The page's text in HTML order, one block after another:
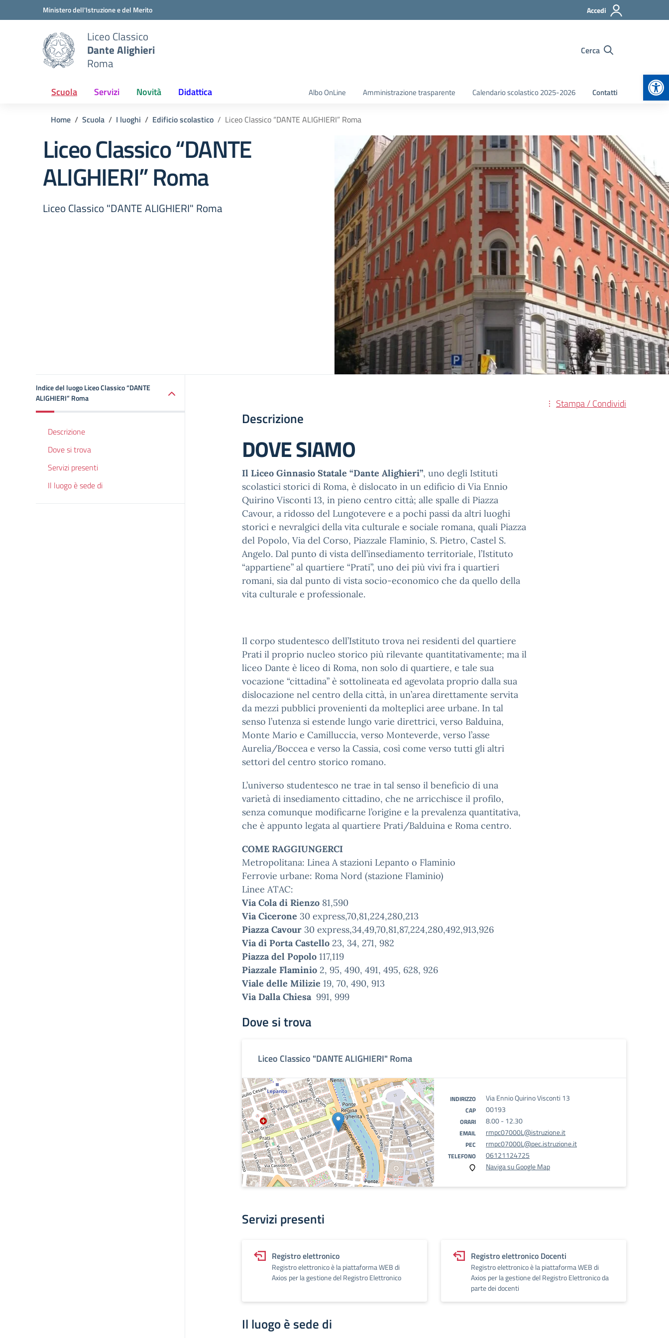
Vai ai contenuti
Vai al menu di navigazioneMinistero dell'Istruzione e del Merito Accedi
Liceo Classico
Dante Alighieri
Roma
Cerca
Scuola Servizi Novità Didattica Albo OnLine Amministrazione trasparente Calendario scolastico 2025-2026 Contatti
Home Scuola I luoghi Edificio scolastico Liceo Classico “DANTE ALIGHIERI” Roma
Liceo Classico “DANTE
ALIGHIERI” Roma
Liceo Classico "DANTE ALIGHIERI" Roma
Indice del luogo Liceo Classico “DANTE
ALIGHIERI” Roma
Descrizione
Dove si trova
Servizi presenti
Il luogo è sede di
Stampa / Condividi
Descrizione
DOVE SIAMO
Il Liceo Ginnasio Statale “Dante Alighieri”, uno degli Istituti
scolastici storici di Roma, è dislocato in un edificio di Via Ennio
Quirino Visconti 13, in pieno centro città; alle spalle di Piazza
Cavour, a ridosso del Lungotevere e a pochi passi da altri luoghi
storici e nevralgici della vita culturale e sociale romana, quali Piazza
del Popolo, Via del Corso, Piazzale Flaminio, S. Pietro, Castel S.
Angelo. Dal punto di vista dell’insediamento territoriale, l’Istituto
“appartiene” al quartiere “Prati”, uno dei più vivi fra i quartieri
romani, sia dal punto di vista socio-economico che da quello della
vita culturale e professionale.
Il corpo studentesco dell’Istituto trova nei residenti del quartiere
Prati il proprio nucleo storico più rilevante quantitativamente; ma il
liceo Dante è liceo di Roma, non solo di quartiere, e tale sua
vocazione “cittadina” è sottolineata ed agevolata proprio dalla sua
dislocazione nel centro della città, in un’area direttamente servita
da mezzi pubblici provenienti da molteplici aree urbane. In tal
senso l’utenza si estende lungo varie direttrici, verso Balduina,
Monte Mario e Camilluccia, verso Monteverde, verso l’asse
Aurelia/Boccea e verso la Cassia, così come verso tutti gli altri
settori del centro storico romano.
L’universo studentesco ne trae in tal senso il beneficio di una
varietà di insediamento cittadino, che ne arricchisce il profilo,
senza comunque modificarne l’origine e la prevalenza quantitativa,
che è appunto legata al quartiere Prati/Balduina e Roma centro.
COME RAGGIUNGERCI
Metropolitana: Linea A stazioni Lepanto o Flaminio
Ferrovie urbane: Roma Nord (stazione Flaminio)
Linee ATAC:
Via Cola di Rienzo 81,590
Via Cicerone 30 express,70,81,224,280,213
Piazza Cavour 30 express,34,49,70,81,87,224,280,492,913,926
Via di Porta Castello 23, 34, 271, 982
Piazza del Popolo 117,119
Piazzale Flaminio 2, 95, 490, 491, 495, 628, 926
Viale delle Milizie 19, 70, 490, 913
Via Dalla Chiesa 991, 999
Dove si trova
Liceo Classico "DANTE ALIGHIERI" Roma
INDIRIZZO Via Ennio Quirino Visconti 13
CAP 00193
ORARI 8.00 - 12.30
EMAIL rmpc07000L@istruzione.it
PEC rmpc07000L@pec.istruzione.it
TELEFONO
06121124725
Naviga su Google Map
Servizi presenti
Registro elettronico
Registro elettronico è la piattaforma WEB di
Axios per la gestione del Registro Elettronico
Registro elettronico Docenti
Registro elettronico è la piattaforma WEB di
Axios per la gestione del Registro Elettronico da
parte dei docenti
Il luogo è sede di